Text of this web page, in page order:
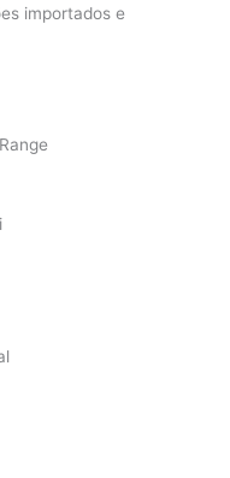
importados e